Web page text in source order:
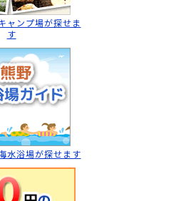
ャンプ場が探せま
す
水浴場が探せます